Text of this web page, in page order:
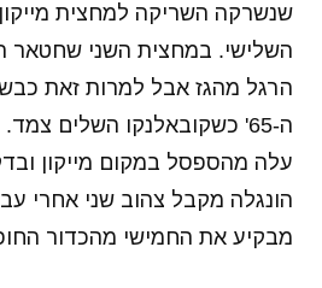
שנשרקה השריקה למחצית
השלישי. במחצית השני שחטאר
הרגל מהגז אבל למרות זאת
הונגלה מקבל צהוב שני אחרי
מבקיע את החמישי מהכדור